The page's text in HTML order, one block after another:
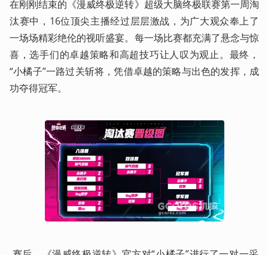
在刚刚结束的《漫威终极逆转》超级大脑终极联赛第一周淘
汰赛中，16位顶尖主播经过层层激战，为广大观众奉上了
一场场精彩绝伦的视听盛宴。每一场比赛都充满了悬念与惊
喜，选手们的卓越策略和高超技巧让人叹为观止。最终，
“小橘子”一路过关斩将，凭借卓越的策略与出色的发挥，成
功夺得冠军。